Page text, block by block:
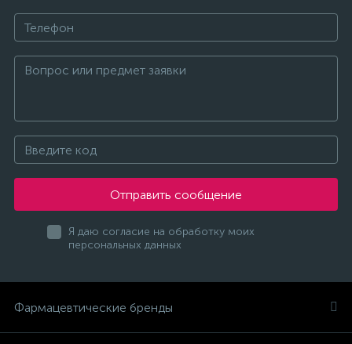
Отправить сообщение
Я даю согласие на обработку моих
персональных данных
Фармацевтические бренды